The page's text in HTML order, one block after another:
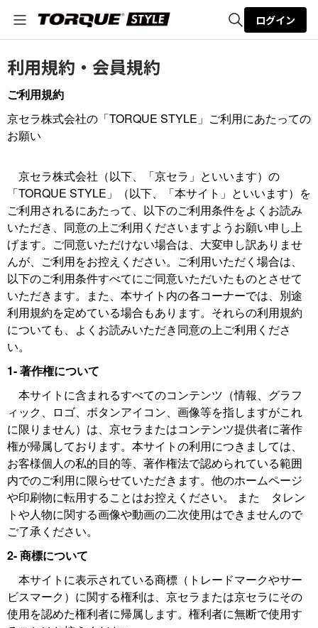
全体検索
ログイン
利用規約・会員規約
ご利用規約
京セラ株式会社の「TORQUE STYLE」ご利用にあたっての
お願い
京セラ株式会社（以下、「京セラ」といいます）の
「TORQUE STYLE」（以下、「本サイト」といいます）を
ご利用されるにあたって、以下のご利用条件をよくお読み
いただき、同意の上ご利用くださいますようお願い申し上
げます。ご同意いただけない場合は、大変申し訳ありませ
んが、ご利用をお控えください。ご利用いただく場合は、
以下のご利用条件すべてにご同意いただいたものとさせて
いただきます。また、本サイト内の各コーナーでは、別途
利用規約を定めている場合もあります。それらの利用規約
についても、よくお読みいただき同意の上ご利用くださ
い。
1- 著作権について
本サイトに含まれるすべてのコンテンツ（情報、グラフ
ィック、ロゴ、ボタンアイコン、画像等を指しますがこれ
に限りません）は、京セラまたはコンテンツ提供者に著作
権が帰属しております。本サイトの利用につきましては、
お客様個人の私的目的等、著作権法で認められている範囲
内でのご利用に限らせていただきます。他のホームページ
や印刷物に転用することはお控えください。 また タレン
トや人物に関する画像や動画の二次使用はできませんので
ご了承ください。
2- 商標について
本サイトに表示されている商標（トレードマークやサー
ビスマーク）に関する権利は、京セラまたは京セラにその
使用を認めた権利者に帰属します。権利者に無断で使用す